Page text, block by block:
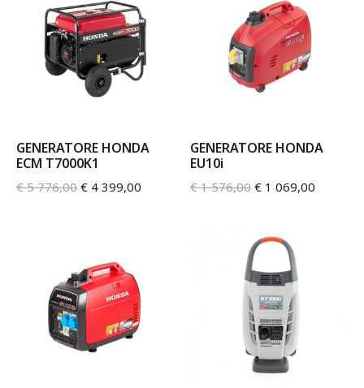
GENERATORE HONDA
ECM T7000K1
€5 776,00 € 4 399,00
GENERATORE HONDA
EU10i
€1 576,00 € 1 069,00